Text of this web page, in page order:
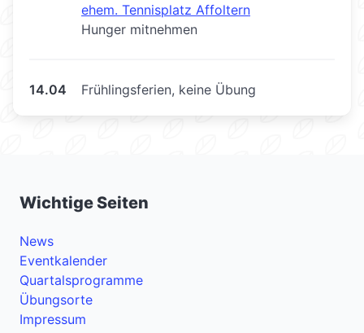
ehem. Tennisplatz Affoltern
Hunger mitnehmen
14.04 Frühlingsferien, keine Übung
Wichtige Seiten
News
Eventkalender
Quartalsprogramme
Übungsorte
Impressum